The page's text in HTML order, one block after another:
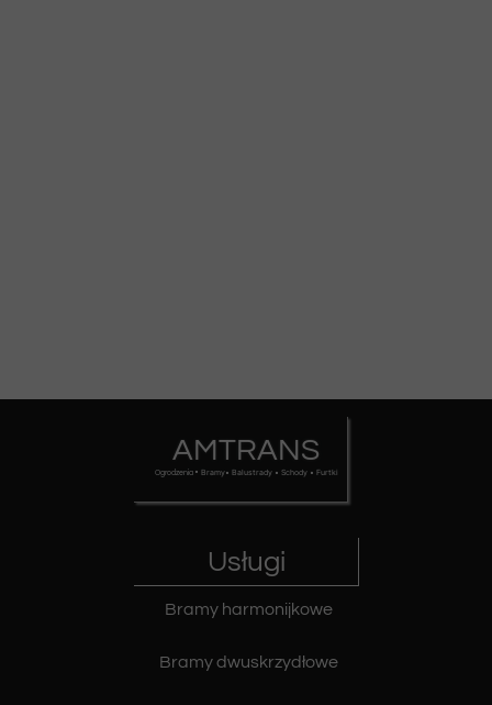
AMTRANS
Ogrodzenia • Bramy• Balustrady • Schody • Furtki
Bramy dwuskrzydłowe
Bramy harmonijkowe
Usługi